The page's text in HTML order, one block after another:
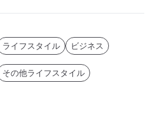
ライフスタイル ビジネス
その他ライフスタイル